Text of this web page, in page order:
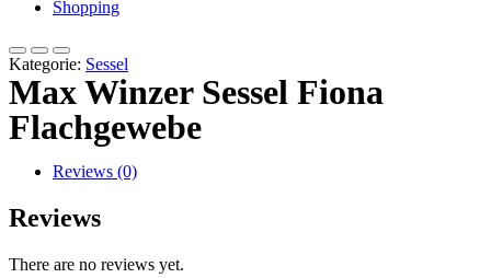
Shopping
Kategorie: Sessel
Max Winzer Sessel Fiona
Flachgewebe
Reviews (0)
Reviews
There are no reviews yet.